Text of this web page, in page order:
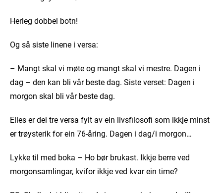
Herleg dobbel botn!
Og så siste linene i versa:
– Mangt skal vi møte og mangt skal vi mestre. Dagen i
dag – den kan bli vår beste dag. Siste verset: Dagen i
morgon skal bli vår beste dag.
Elles er dei tre versa fylt av ein livsfilosofi som ikkje minst
er trøysterik for ein 76-åring. Dagen i dag/i morgon…
Lykke til med boka – Ho bør brukast. Ikkje berre ved
morgonsamlingar, kvifor ikkje ved kvar ein time?